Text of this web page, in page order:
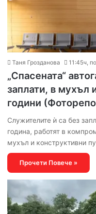
Таня Грозданова 11:45ч,
„Спасената“
заплати, в мухъл
години
Служителите ѝ са без
година, работят в
мухъл и конструктивни
Прочети Повече »